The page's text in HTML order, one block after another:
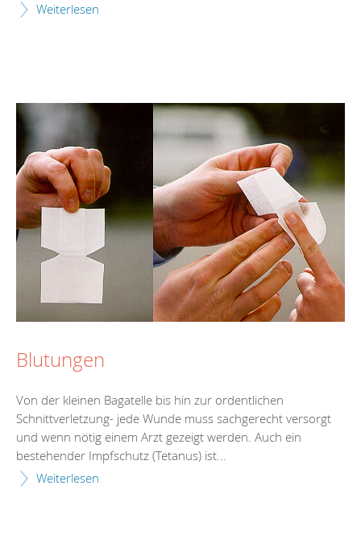
Weiterlesen
Blutungen
Von der kleinen Bagatelle bis hin zur ordentlichen
Schnittverletzung- jede Wunde muss sachgerecht versorgt
und wenn nötig einem Arzt gezeigt werden. Auch ein
bestehender Impfschutz (Tetanus) ist...
Weiterlesen